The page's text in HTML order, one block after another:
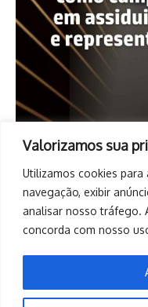
Valorizamos sua
Utilizamos cookies para
navegação, exibir
analisar nosso tráfego.
concorda com nosso